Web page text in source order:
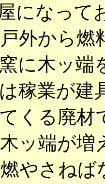
になって
外から
に木ッ
稼業が建
くる廃
ッ端が
やさね